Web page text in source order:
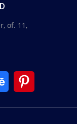
of. 11,